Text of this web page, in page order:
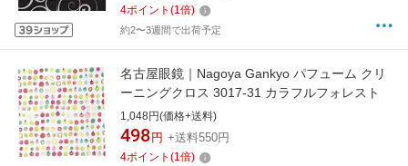
4ポイント (1倍)
約2〜3週間で出荷予定
名古屋眼鏡｜Nagoya Gankyo パフューム クリ
ーニングクロス 3017-31 カラフルフォレスト
1,048円(価格+送料)
498 円 +送料550円
4ポイント (1倍)